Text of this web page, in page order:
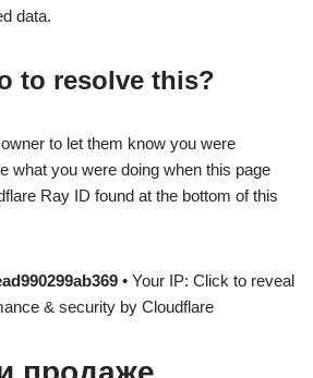
data.
to resolve this?
to let them know you were
what you were doing when this page
Ray ID found at the bottom of this
• Your IP: Click to reveal
& security by Cloudflare